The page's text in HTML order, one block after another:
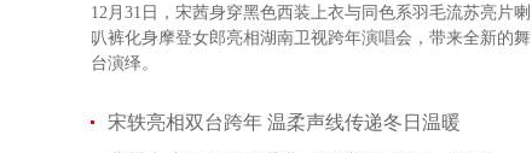
12月31日，宋茜身穿黑色西装上衣与同色系羽毛流苏亮片喇
叭裤化身摩登女郎亮相湖南卫视跨年演唱会，带来全新的舞
台演绎。
宋轶亮相双台跨年 温柔声线传递冬日温暖
李秀满总制作人出席第二届世界文化产业论坛，并发 权俞利亲自剧透《Bossam - Steal the Fate》下